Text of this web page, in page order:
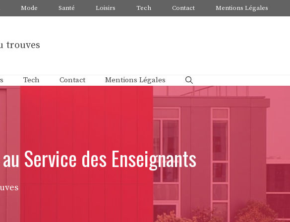
Mode Santé Loisirs Tech Contact Mentions Légales
trouves
Tech Contact Mentions Légales
Service des Enseignants